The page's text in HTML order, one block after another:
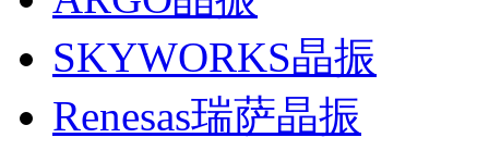
SKYWORKS晶振
Renesas瑞萨晶振